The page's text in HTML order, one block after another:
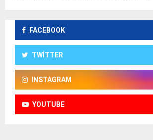
FACEBOOK
TWITTER
INSTAGRAM
YOUTUBE